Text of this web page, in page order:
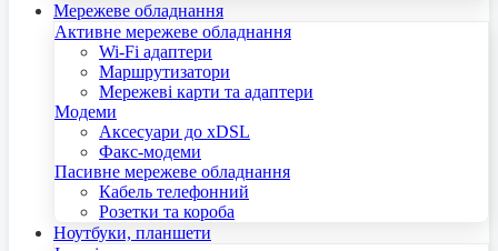
Мережеве обладнання
Активне мережеве обладнання
Wi-Fi адаптери
Маршрутизатори
Мережеві карти та адаптери
Модеми
Аксесуари до xDSL
Факс-модеми
Пасивне мережеве обладнання
Кабель телефонний
Розетки та короба
Ноутбуки, планшети